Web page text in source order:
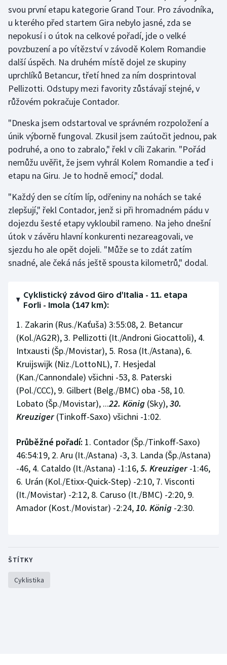
Stolní tenis
Triatlon
Veslování
Vodní slalom
Volejbal
Ostatní
svou první etapu kategorie Grand Tour. Pro závodníka,
u kterého před startem Gira nebylo jasné, zda se
nepokusí i o útok na celkové pořadí, jde o velké
povzbuzení a po vítězství v závodě Kolem Romandie
další úspěch. Na druhém místě dojel ze skupiny
uprchlíků Betancur, třetí hned za ním dosprintoval
Pellizotti. Odstupy mezi favority zůstávají stejné, v
růžovém pokračuje Contador.
"Dneska jsem odstartoval ve správném rozpoložení a
únik výborně fungoval. Zkusil jsem zaútočit jednou, pak
podruhé, a ono to zabralo," řekl v cíli Zakarin. "Pořád
nemůžu uvěřit, že jsem vyhrál Kolem Romandie a teď i
etapu na Giru. Je to hodně emocí," dodal.
"Každý den se cítím líp, odřeniny na nohách se také
zlepšují," řekl Contador, jenž si při hromadném pádu v
dojezdu šesté etapy vykloubil rameno. Na jeho dnešní
útok v závěru hlavní konkurenti nezareagovali, ve
sjezdu ho ale opět dojeli. "Může se to zdát zatím
snadné, ale čeká nás ještě spousta kilometrů," dodal.
Cyklistický závod Giro d'Italia - 11. etapa
Forli - Imola (147 km):
1. Zakarin (Rus./Kaťuša) 3:55:08, 2. Betancur
(Kol./AG2R), 3. Pellizotti (It./Androni Giocattoli), 4.
Intxausti (Šp./Movistar), 5. Rosa (It./Astana), 6.
Kruijswijk (Niz./LottoNL), 7. Hesjedal
(Kan./Cannondale) všichni -53, 8. Paterski
(Pol./CCC), 9. Gilbert (Belg./BMC) oba -58, 10.
Lobato (Šp./Movistar), ...22. König (Sky),30.
Kreuziger (Tinkoff-Saxo) všichni -1:02.
Průběžné pořadí: 1. Contador (Šp./Tinkoff-Saxo)
46:54:19, 2. Aru (It./Astana) -3, 3. Landa (Šp./Astana)
-46, 4. Cataldo (It./Astana) -1:16,5. Kreuziger -1:46,
6. Urán (Kol./Etixx-Quick-Step) -2:10, 7. Visconti
(It./Movistar) -2:12, 8. Caruso (It./BMC) -2:20, 9.
Amador (Kost./Movistar) -2:24,10. König -2:30.
ŠTÍTKY
Cyklistika